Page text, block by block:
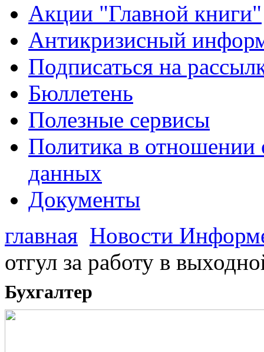
Акции "Главной книги"
Антикризисный
Подписаться на
Бюллетень
Полезные сервисы
Политика в отношении
данных
Документы
главная Новости
отгул за работу в
Бухгалтер